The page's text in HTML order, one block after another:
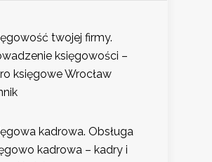
twojej firmy.
księgowości –
księgowe Wrocław
kadrowa. Obsługa
kadrowa – kadry i